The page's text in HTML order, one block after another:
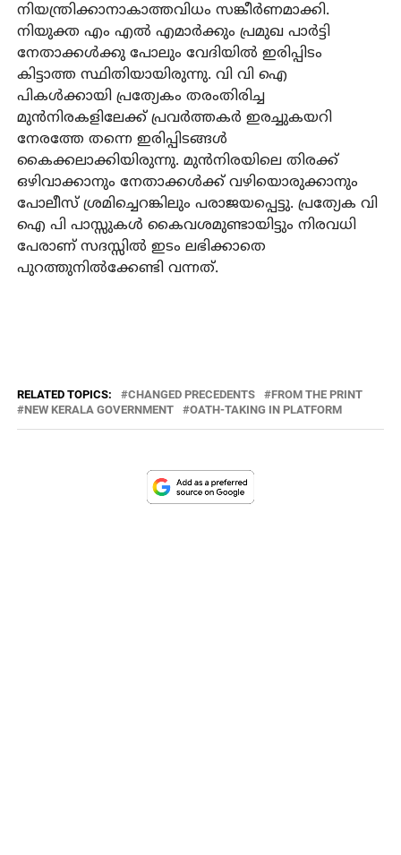
നിയന്ത്രിക്കാനാകാത്തവിധം സങ്കീര്‍ണമാക്കി.
നിയുക്ത എം എല്‍ എമാര്‍ക്കും പ്രമുഖ പാര്‍ട്ടി
നേതാക്കള്‍ക്കു പോലും വേദിയില്‍ ഇരിപ്പിടം
കിട്ടാത്ത സ്ഥിതിയായിരുന്നു. വി വി ഐ
പികള്‍ക്കായി പ്രത്യേകം തരംതിരിച്ച
മുന്‍നിരകളിലേക്ക് പ്രവര്‍ത്തകര്‍ ഇരച്ചുകയറി
നേരത്തേ തന്നെ ഇരിപ്പിടങ്ങള്‍
കൈക്കലാക്കിയിരുന്നു. മുന്‍നിരയിലെ തിരക്ക്
ഒഴിവാക്കാനും നേതാക്കള്‍ക്ക് വഴിയൊരുക്കാനും
പോലീസ് ശ്രമിച്ചെറങ്കിലും പരാജയപ്പെട്ടു. പ്രത്യേക വി
ഐ പി പാസ്സുകള്‍ കൈവശമുണ്ടായിട്ടും നിരവധി
പേരാണ് സദസ്സില്‍ ഇടം ലഭിക്കാതെ
പുറത്തുനില്‍ക്കേണ്ടി വന്നത്.
RELATED TOPICS: CHANGED PRECEDENTS
FROM THE PRINT
NEW KERALA GOVERNMENT
OATH-TAKING IN PLATFORM